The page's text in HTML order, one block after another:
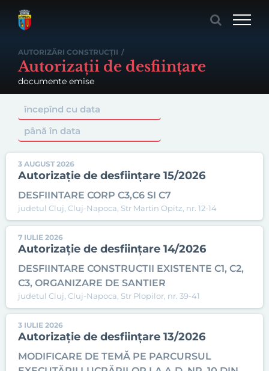
AUTORIZĂRI CONSTRUCȚII /
Autorizații de desființare
documente emise
3 AUGUST 2026
Autorizație de desființare 15/2026
DESFIINTARE CORP C3,C6 SI C7
judetul Cluj, Cluj-Napoca, Str Martin Opitz, nr. 12-14
7 IULIE 2026
Autorizație de desființare 14/2026
DESFIINTARE CONSTRUCTII EXISTENTE C1, C2,
C3, ORGANIZARE DE SANTIER
judetul Cluj, Cluj-Napoca, Str Plopilor, nr. 39-41
3 IULIE 2026
Autorizație de desființare 13/2026
MODIFICARE DE TEMĂ PE PARCURSUL